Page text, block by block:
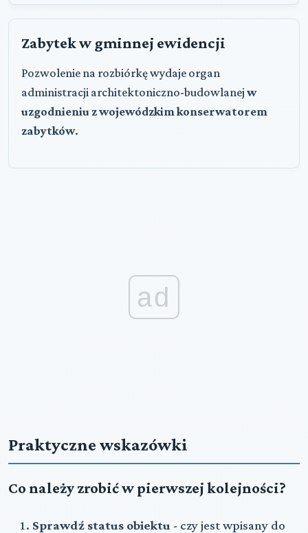
Zabytek w gminnej ewidencji
Pozwolenie na rozbiórkę wydaje organ
administracji architektoniczno-budowlanej w
uzgodnieniu z wojewódzkim konserwatorem
zabytków.
ad
Praktyczne wskazówki
Co należy zrobić w pierwszej kolejności?
Sprawdź status obiektu - czy jest wpisany do